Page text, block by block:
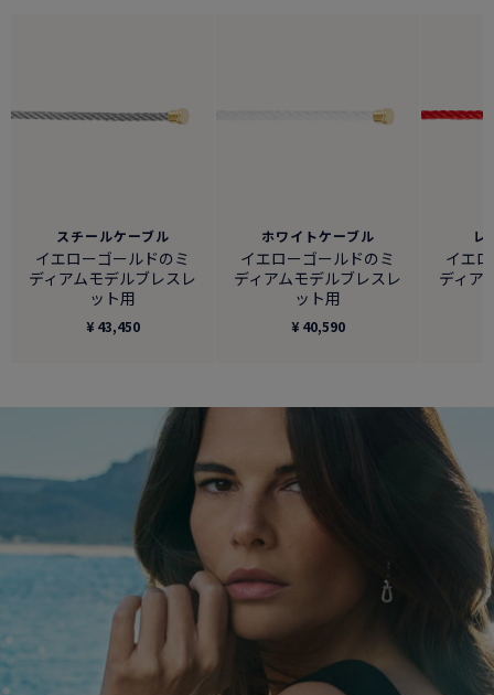
スチールケーブル
イエローゴールドのミ
ディアムモデルブレスレ
ット用
¥ 43,450
ホワイトケーブル
イエローゴールドのミ
ディアムモデルブレスレ
ット用
¥ 40,590
レ
イエ
ディア